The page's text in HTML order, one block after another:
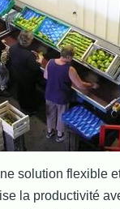
solution flexible
la productivité